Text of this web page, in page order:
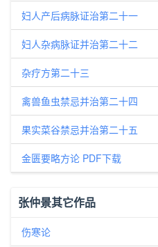
妇人产后病脉证治第二十一
妇人杂病脉证并治第二十二
杂疗方第二十三
禽兽鱼虫禁忌并治第二十四
果实菜谷禁忌并治第二十五
金匮要略方论 PDF下载
张仲景其它作品
伤寒论